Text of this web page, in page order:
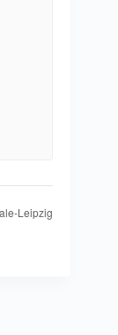
Leipzig